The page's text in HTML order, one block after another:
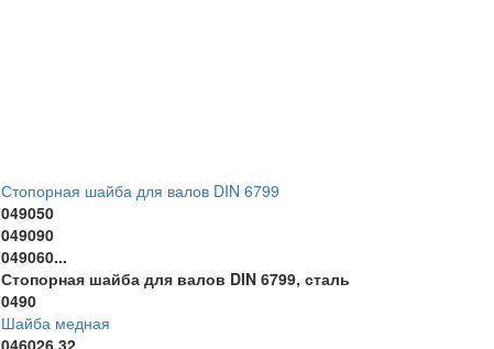
Стопорная шайба для валов DIN 6799
049050
049090
049060...
Стопорная шайба для валов DIN 6799, сталь
0490
Шайба медная
046026 32